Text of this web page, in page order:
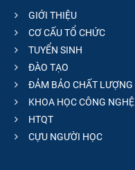
GIỚI THIỆU
CƠ CẤU TỔ CHỨC
TUYỂN SINH
ĐÀO TẠO
ĐẢM BẢO CHẤT LƯỢNG
KHOA HỌC CÔNG NGHỆ
HTQT
CỰU NGƯỜI HỌC